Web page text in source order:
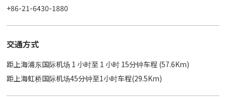
+86-21-6430-1880
交通方式
距上海浦东国际机场 1 小时至 1 小时 15分钟车程 (57.6Km)
距上海虹桥国际机场45分钟至1小时车程(29.5Km)